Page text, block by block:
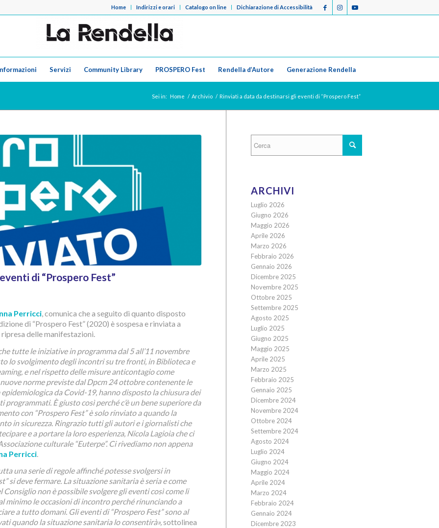
Home Indirizzi e orari Catalogo on line Dichiarazione di Accessibilità
Servizi Community Library PROSPERO Fest Rendella d’Autore Generazione Rendella
Sei in: Home / Archivio / Rinviati a data da destinarsi gli eventi di “Prospero Fest”
di “Prospero Fest”
Perricci, comunica che a seguito di quanto disposto
di “Prospero Fest” (2020) è sospesa e rinviata a
delle manifestazioni.
tutte le iniziative in programma dal 5 all’11 novembre
lo svolgimento degli incontri su tre fronti, in Biblioteca e
e nel rispetto delle misure anticontagio come
norme previste dal Dpcm 24 ottobre contenente le
da Covid-19, hanno disposto la chiusura dei
È giusto così perché c’è un bene superiore da
con “Prospero Fest” è solo rinviato a quando la
in sicurezza. Ringrazio tutti gli autori e i giornalisti che
e a portare la loro esperienza, Nicola Lagioia che ci
culturale “Euterpe”. Ci rivediamo non appena
Perricci.
una serie di regole affinché potesse svolgersi in
si deve fermare. La situazione sanitaria è seria e come
non è possibile svolgere gli eventi così come li
minimo le occasioni di incontro perché rinunciando a
a tutto domani. Gli eventi di “Prospero Fest” sono al
quando la situazione sanitaria lo consentirà»,sottolinea
ARCHIVI
Luglio 2026
Giugno 2026
Maggio 2026
Aprile 2026
Marzo 2026
Febbraio 2026
Gennaio 2026
Dicembre 2025
Novembre 2025
Ottobre 2025
Settembre 2025
Agosto 2025
Luglio 2025
Giugno 2025
Maggio 2025
Aprile 2025
Marzo 2025
Febbraio 2025
Gennaio 2025
Dicembre 2024
Novembre 2024
Ottobre 2024
Settembre 2024
Agosto 2024
Luglio 2024
Giugno 2024
Maggio 2024
Aprile 2024
Marzo 2024
Febbraio 2024
Gennaio 2024
Dicembre 2023